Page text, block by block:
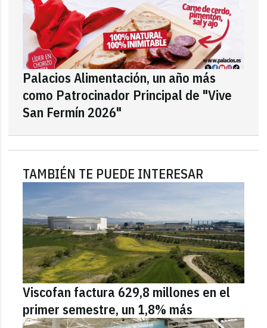
Palacios Alimentación, un año más
como Patrocinador Principal de "Vive
San Fermín 2026"
TAMBIÉN TE PUEDE INTERESAR
Viscofan factura 629,8 millones en el
primer semestre, un 1,8% más